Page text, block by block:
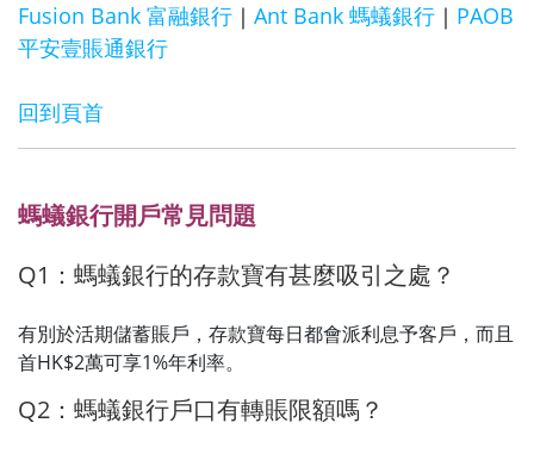
Fusion Bank 富融銀行 ｜ Ant Bank 螞蟻銀行 ｜ PAOB
平安壹賬通銀行
回到頁首
螞蟻銀行開戶常見問題
Q1：螞蟻銀行的存款寶有甚麼吸引之處？
有別於活期儲蓄賬戶，存款寶每日都會派利息予客戶，而且
首HK$2萬可享1%年利率。
Q2：螞蟻銀行戶口有轉賬限額嗎？